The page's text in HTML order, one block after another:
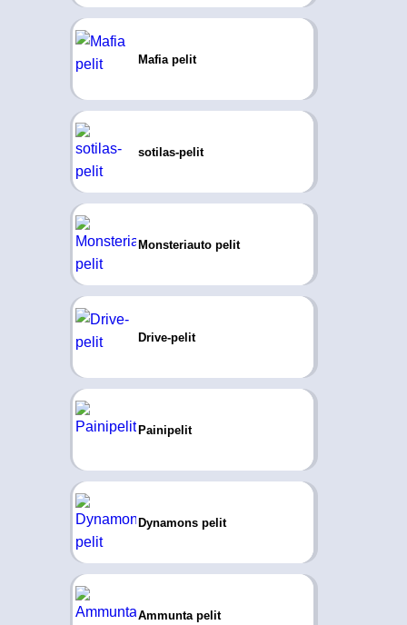
Mafia pelit
sotilas-pelit
Monsteriauto pelit
Drive-pelit
Painipelit
Dynamons pelit
Ammunta pelit